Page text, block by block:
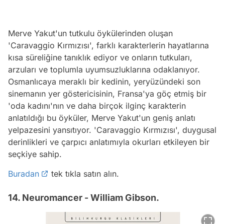
Merve Yakut'un tutkulu öykülerinden oluşan
'Caravaggio Kırmızısı', farklı karakterlerin hayatlarına
kısa süreliğine tanıklık ediyor ve onların tutkuları,
arzuları ve toplumla uyumsuzluklarına odaklanıyor.
Osmanlıcaya meraklı bir kedinin, yeryüzündeki son
sinemanın yer göstericisinin, Fransa'ya göç etmiş bir
'oda kadını'nın ve daha birçok ilginç karakterin
anlatıldığı bu öyküler, Merve Yakut'un geniş anlatı
yelpazesini yansıtıyor. 'Caravaggio Kırmızısı', duygusal
derinlikleri ve çarpıcı anlatımıyla okurları etkileyen bir
seçkiye sahip.
Buradan
tek tıkla satın alın.
14. Neuromancer - William Gibson.